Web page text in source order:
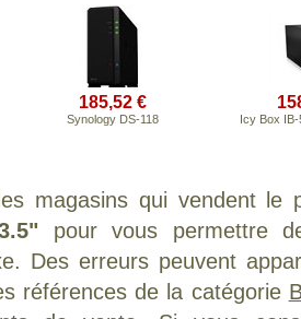
185,52 €
Synology DS-118 Icy Box
magasins qui vendent le
pour vous permettre
Des erreurs peuvent
références de la catégorie